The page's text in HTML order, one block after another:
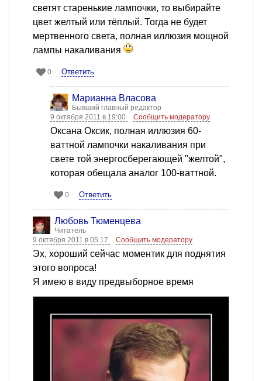
светят старенькие лампочки, то выбирайте
цвет желтый или тёплый. Тогда не будет
мертвенного света, полная иллюзия мощной
лампы накаливания
0 Ответить
Марианна Власова
Бывший главный редактор
9 октября 2011 в 19:00
Сообщить модератору
Оксана Оксик, полная иллюзия 60-
ваттной лампочки накаливания при
свете той энергосберегающей "желтой",
которая обещала аналог 100-ваттной.
0 Ответить
Любовь Тюменцева
Читатель
9 октября 2011 в 05:17
Сообщить модератору
Эх, хороший сейчас моментик для поднятия
этого вопроса!
Я имею в виду предвыборное время